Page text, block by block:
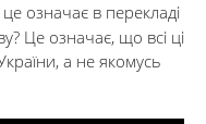
означає в перекладі
Це означає, що всі ці
а не якомусь